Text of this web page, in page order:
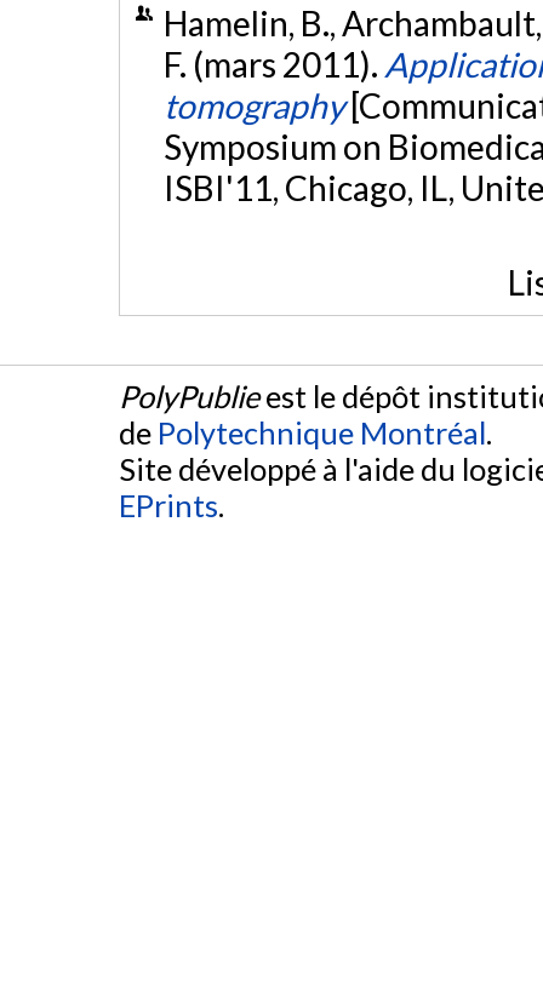
Hamelin, B., Archambault,
F. (mars 2011).
tomography
Symposium on
ISBI'11, Chicago, IL,
PolyPublieest le dépôt
de Polytechnique Montréal.
Site développé à l'aide du
EPrints.